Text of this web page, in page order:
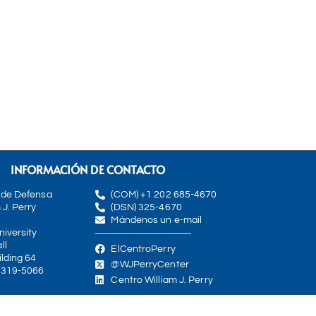
INFORMACIÓN DE CONTACTO
Defensa
J. Perry
64
5066
(COM) +1 202 685-4670
(DSN) 325-4670
Mándenos un e-mail
ElCentroPerry
@WJPerryCenter
Centro William J. Perry